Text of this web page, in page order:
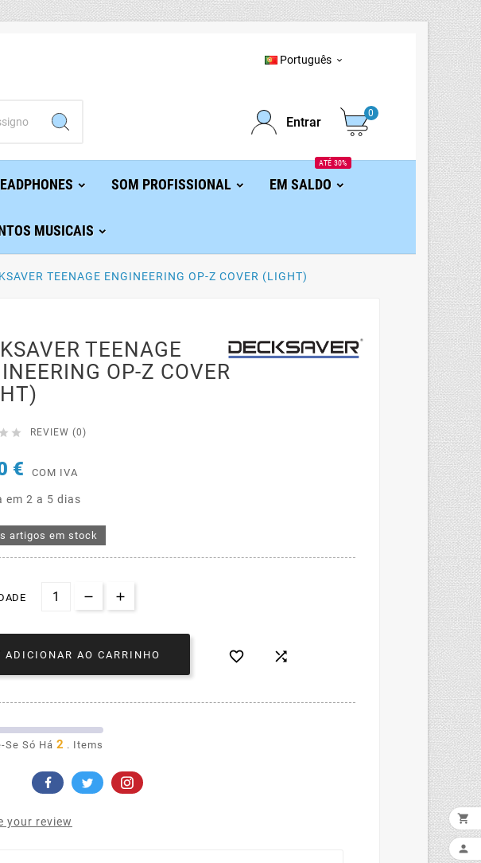
Português 
Entrar
0
SOM PROFISSIONAL EM SALDO
ATÉ 30%
MUSICAIS
TEENAGE ENGINEERING OP-Z COVER (LIGHT)
TEENAGE
OP-Z COVER
  REVIEW (0)
€ COM IVA
em 2 a 5 dias
artigos em stock
ADICIONAR AO CARRINHO  
Se Só Há 2 . Items
your review 
